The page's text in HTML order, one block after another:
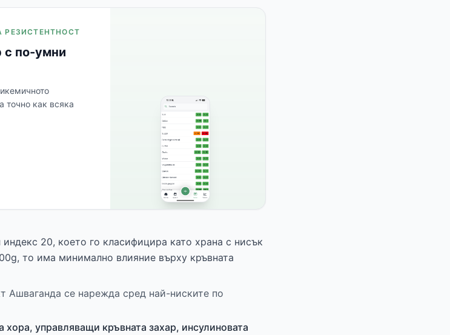
РЕЗИСТЕНТНОСТ
с по-умни
точно как всяка
20, което го класифицира като храна с нисък
то има минимално влияние върху кръвната
Ашваганда се нарежда сред най-ниските по
управляващи кръвната захар, инсулиновата